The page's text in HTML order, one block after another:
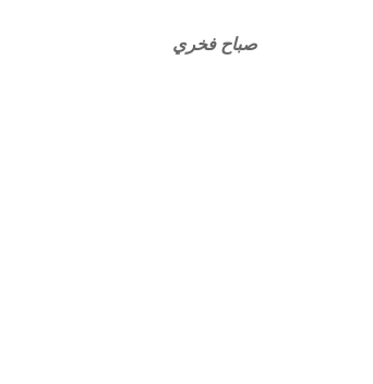
صباح فخري